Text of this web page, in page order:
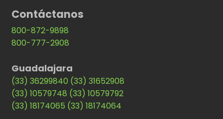
Contáctanos
800-872-9898
800-777-2908
Guadalajara
(33) 36299840 (33) 31652908
(33) 10579748 (33) 10579792
(33) 18174065 (33) 18174064